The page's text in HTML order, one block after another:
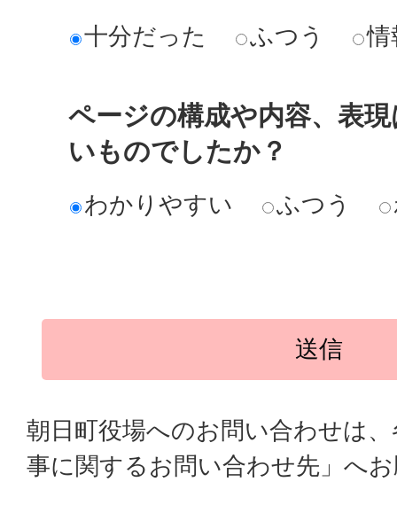
十分だった ふつう 情
ページの構成や内容、表
いものでしたか？
わかりやすい ふつう
朝日町役場へのお問い合わせは
事に関するお問い合わせ先」へ